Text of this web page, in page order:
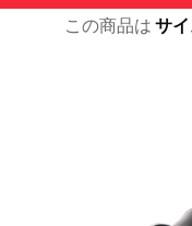
この商品は サ